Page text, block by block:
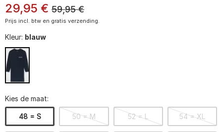
29,95 € 59,95 €
Prijs incl. btw en gratis verzending.
Kleur: blauw
Kies de maat:
48 = S 50 = M 52 = L 54 = XL